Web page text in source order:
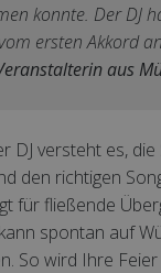
konnte. Der DJ
ersten Akkord
aus
DJ versteht es,
den richtigen
für fließende
spontan auf
So wird Ihre